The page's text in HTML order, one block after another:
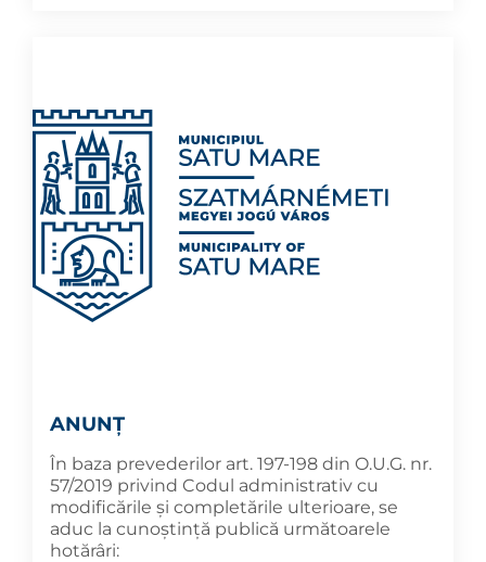
ANUNȚ
În baza prevederilor art. 197-198 din O.U.G. nr.
57/2019 privind Codul administrativ cu
modificările și completările ulterioare, se
aduc la cunoştinţă publică următoarele
hotărâri: